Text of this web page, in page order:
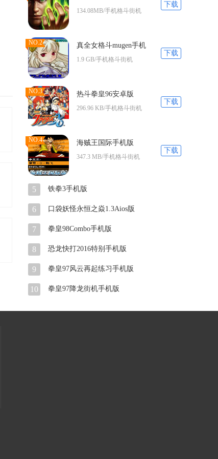
134.08MB/手机格斗街机
下载
NO.2
真全女格斗mugen手机
1.9 GB/手机格斗街机
下载
NO.3 热斗拳皇96安卓版
296.96 KB/手机格斗街机
下载
NO.4 海贼王国际手机版
347.3 MB/手机格斗街机
下载
5 铁拳3手机版
6 口袋妖怪永恒之焱1.3Aios版
7 拳皇98Combo手机版
8 恐龙快打2016特别手机版
9 拳皇97风云再起练习手机版
10 拳皇97降龙街机手机版